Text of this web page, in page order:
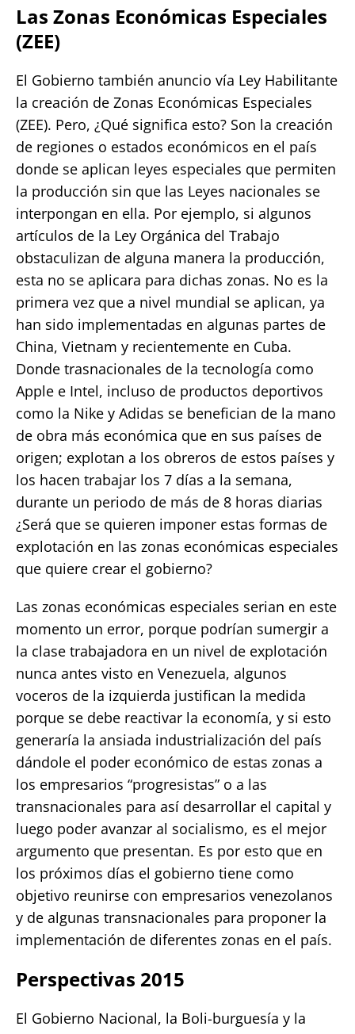
Las Zonas Económicas Especiales
(ZEE)
El Gobierno también anuncio vía Ley Habilitante
la creación de Zonas Económicas Especiales
(ZEE). Pero, ¿Qué significa esto? Son la creación
de regiones o estados económicos en el país
donde se aplican leyes especiales que permiten
la producción sin que las Leyes nacionales se
interpongan en ella. Por ejemplo, si algunos
artículos de la Ley Orgánica del Trabajo
obstaculizan de alguna manera la producción,
esta no se aplicara para dichas zonas. No es la
primera vez que a nivel mundial se aplican, ya
han sido implementadas en algunas partes de
China, Vietnam y recientemente en Cuba.
Donde trasnacionales de la tecnología como
Apple e Intel, incluso de productos deportivos
como la Nike y Adidas se benefician de la mano
de obra más económica que en sus países de
origen; explotan a los obreros de estos países y
los hacen trabajar los 7 días a la semana,
durante un periodo de más de 8 horas diarias
¿Será que se quieren imponer estas formas de
explotación en las zonas económicas especiales
que quiere crear el gobierno?
Las zonas económicas especiales serian en este
momento un error, porque podrían sumergir a
la clase trabajadora en un nivel de explotación
nunca antes visto en Venezuela, algunos
voceros de la izquierda justifican la medida
porque se debe reactivar la economía, y si esto
generaría la ansiada industrialización del país
dándole el poder económico de estas zonas a
los empresarios “progresistas” o a las
transnacionales para así desarrollar el capital y
luego poder avanzar al socialismo, es el mejor
argumento que presentan. Es por esto que en
los próximos días el gobierno tiene como
objetivo reunirse con empresarios venezolanos
y de algunas transnacionales para proponer la
implementación de diferentes zonas en el país.
Perspectivas 2015
El Gobierno Nacional, la Boli-burguesía y la